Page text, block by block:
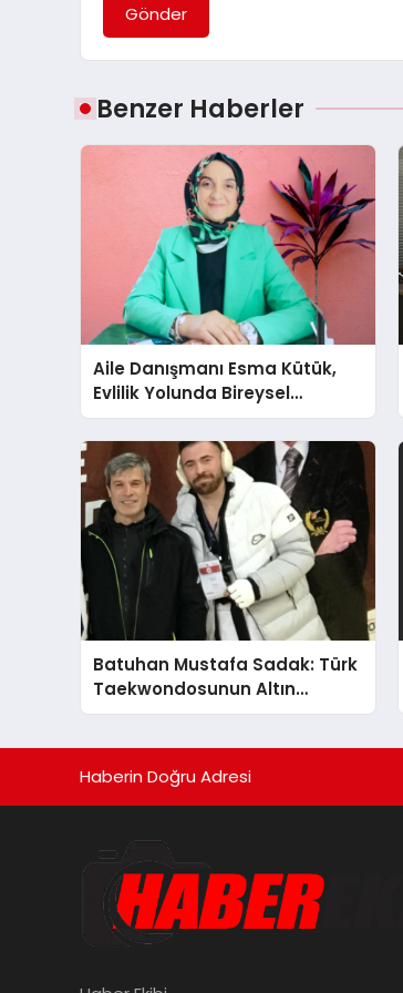
Gönder
Benzer Haberler
Aile Danışmanı Esma Kütük,
Evlilik Yolunda Bireysel
Farkındalığın ve Sınırların
Gücünü Anlatıyor
Batuhan Mustafa Sadak: Türk
Taekwondosunun Altın
Yumruğu
Haberin Doğru Adresi